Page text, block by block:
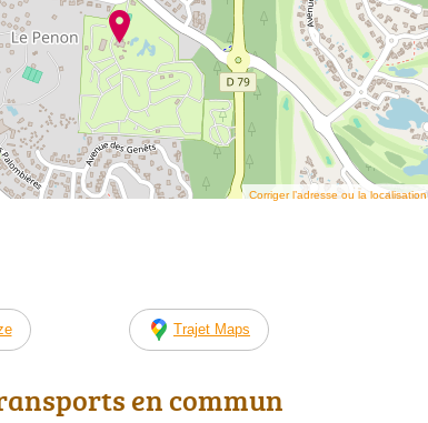
Corriger l’adresse ou la localisation
Trajet Maps
en commun